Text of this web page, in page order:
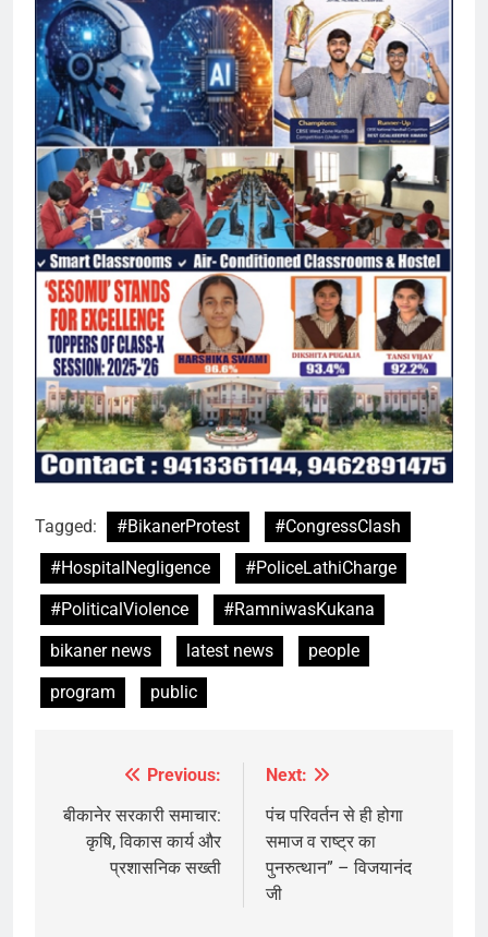
Tagged: #BikanerProtest
#CongressClash
#HospitalNegligence
#PoliceLathiCharge
#PoliticalViolence
#RamniwasKukana
bikaner news
latest news
people
program
public
navigation
Previous:
बीकानेर सरकारी समाचार:
कृषि, विकास कार्य और
प्रशासनिक सख्ती
Next:
पंच परिवर्तन से ही होगा
समाज व राष्ट्र का
पुनरुत्थान” – विजयानंद
जी